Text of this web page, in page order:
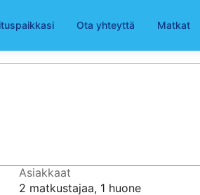
Ota yhteyttä Matkat
Asiakkaat
2 matkustajaa, 1 huone